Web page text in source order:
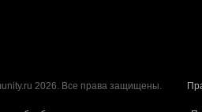
2026. Все права защищены.